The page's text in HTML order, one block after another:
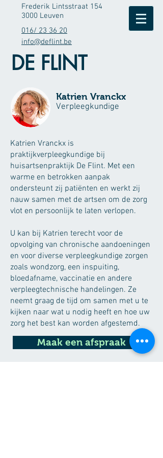
Frederik Lintsstraat 154
3000 Leuven
016/ 23 36 20
info@deflint.be
DE FLINT
Katrien Vranckx
Verpleegkundige
Katrien Vranckx is
praktijkverpleegkundige bij
huisartsenpraktijk De Flint. Met een
warme en betrokken aanpak
ondersteunt zij patiënten en werkt zij
nauw samen met de artsen om de zorg
vlot en persoonlijk te laten verlopen.
U kan bij Katrien terecht voor de
opvolging van chronische aandoeningen
en voor diverse verpleegkundige zorgen
zoals wondzorg, een inspuiting,
bloedafname, vaccinatie en andere
verpleegtechnische handelingen. Ze
neemt graag de tijd om samen met u te
kijken naar wat u nodig heeft en hoe uw
zorg het best kan worden afgestemd.
Maak een afspraak